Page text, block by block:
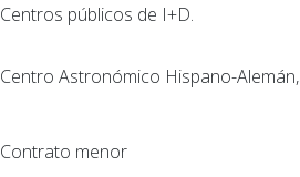
Centros públicos de I+D.
Centro Astronómico Hispano-
Contrato menor